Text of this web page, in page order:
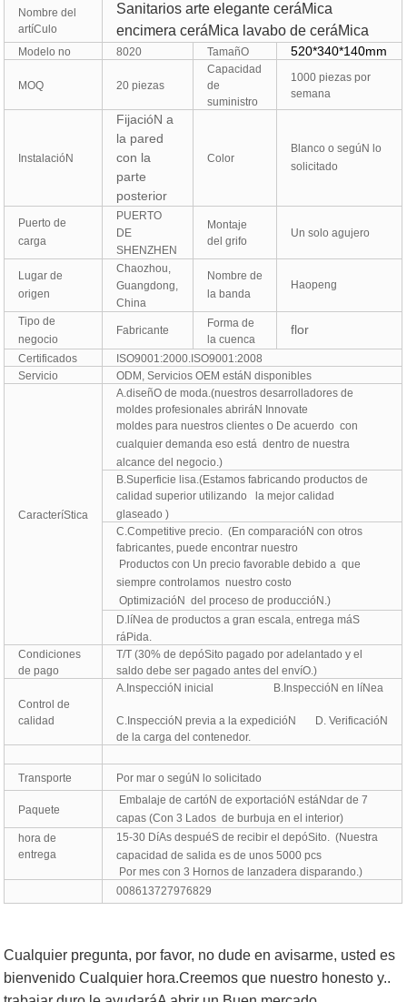
Nombre del
artíCulo
Sanitarios arte elegante ceráMica
encimera ceráMica lavabo de ceráMica
Modelo no 8020 TamañO 520*340*140mm
MOQ 20 piezas
Capacidad
de
suministro
1000 piezas por
semana
InstalacióN
FijacióN a
la pared
con la
parte
posterior
Color
Blanco o segúN lo
solicitado
Puerto de
carga
PUERTO
DE
SHENZHEN
Montaje
del grifo
Un solo agujero
Lugar de
origen
Chaozhou,
Guangdong,
China
Nombre de
la banda
Haopeng
Tipo de
negocio
Fabricante
Forma de
la cuenca
flor
Certificados
ISO9001:2000.ISO9001:2008
Servicio
ODM, Servicios OEM estáN disponibles
CaracteríStica
A.diseñO de moda.(nuestros desarrolladores de
moldes profesionales abriráN Innovate
moldes para nuestros clientes o De acuerdo con
cualquier demanda eso está dentro de nuestra
alcance del negocio.)
B.Superficie lisa.(Estamos fabricando productos de
calidad superior utilizando
la mejor calidad
glaseado )
C.Competitive precio. (En comparacióN con otros
fabricantes, puede encontrar nuestro
Productos con Un precio favorable debido a que
siempre controlamos nuestro costo
OptimizacióN del proceso de produccióN.)
D. líNea de productos a gran escala, entrega máS
ráPida.
Condiciones
de pago
T/T (30% de depóSito pagado por adelantado y el
saldo debe ser pagado antes del envíO.)
Control de
calidad
A. InspeccióN inicial B.InspeccióN en líNea
C.InspeccióN previa a la expedicióN D. VerificacióN
de la carga del contenedor.
Transporte Por mar o segúN lo solicitado
Paquete
Embalaje de cartóN de exportacióN estáNdar de 7
capas (Con 3 Lados de burbuja en el interior)
hora de
entrega
15-30 DíAs despuéS de recibir el depóSito. (Nuestra
capacidad de salida es de unos 5000 pcs
Por mes con 3 Hornos de lanzadera disparando.)
008613727976829
Cualquier pregunta, por favor, no dude en avisarme, usted es
bienvenido Cualquier hora.Creemos que nuestro honesto y..